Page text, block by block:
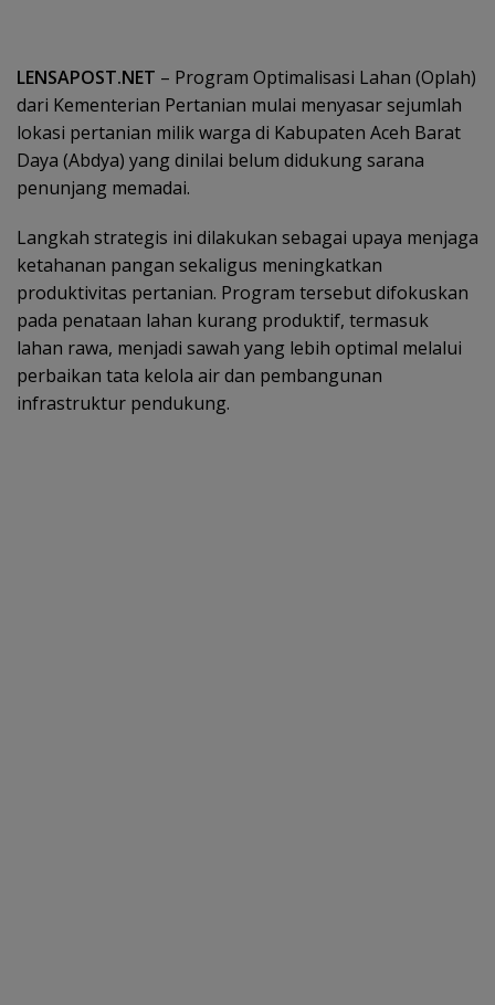
LENSAPOST.NET – Program Optimalisasi Lahan (Oplah)
dari Kementerian Pertanian mulai menyasar sejumlah
lokasi pertanian milik warga di Kabupaten Aceh Barat
Daya (Abdya) yang dinilai belum didukung sarana
penunjang memadai.
Langkah strategis ini dilakukan sebagai upaya menjaga
ketahanan pangan sekaligus meningkatkan
produktivitas pertanian. Program tersebut difokuskan
pada penataan lahan kurang produktif, termasuk
lahan rawa, menjadi sawah yang lebih optimal melalui
perbaikan tata kelola air dan pembangunan
infrastruktur pendukung.